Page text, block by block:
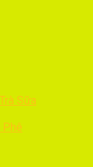
Sữa
Phê